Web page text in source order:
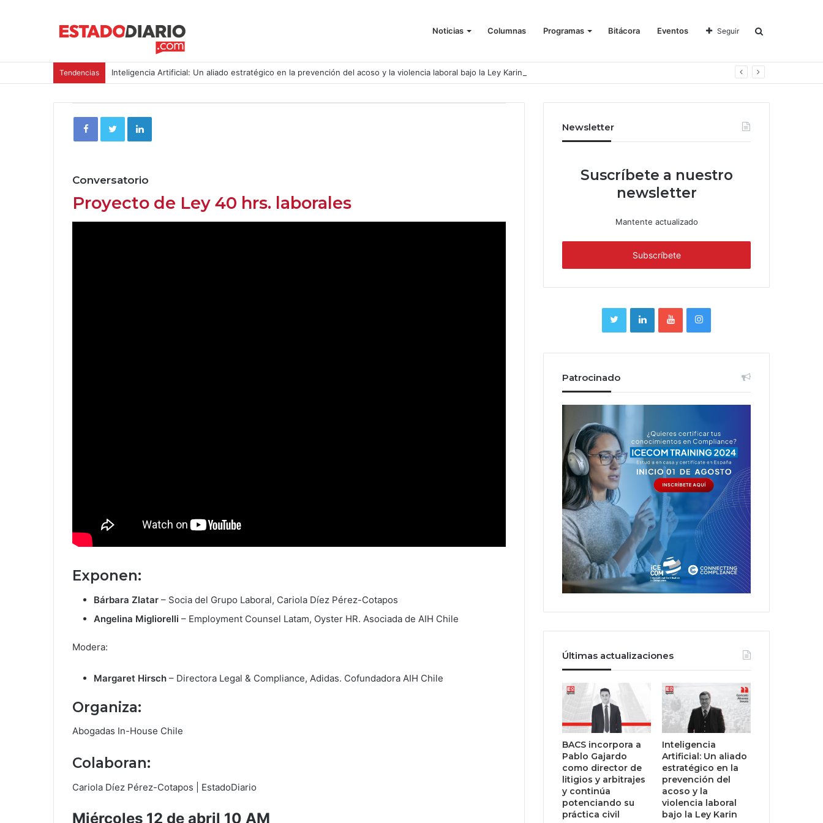
Noticias Columnas Programas Bitácora Eventos Seguir
Tendencias Inteligencia Artificial: Un aliado estratégico en la prevención del acoso y la violencia laboral bajo la Ley Karin
Conversatorio
Proyecto de Ley 40 hrs. laborales
Exponen:
Bárbara Zlatar – Socia del Grupo Laboral, Cariola Díez Pérez-Cotapos
Angelina Migliorelli – Employment Counsel Latam, Oyster HR. Asociada de AIH Chile
Modera:
Margaret Hirsch – Directora Legal & Compliance, Adidas. Cofundadora AIH Chile
Organiza:
Abogadas In-House Chile
Colaboran:
Cariola Díez Pérez-Cotapos | EstadoDiario
Miércoles 12 de abril 10 AM
Newsletter
Suscríbete a nuestro
newsletter
Mantente actualizado
Patrocinado
Últimas actualizaciones
BACS incorpora a
Pablo Gajardo
como director de
litigios y arbitrajes
y continúa
potenciando su
práctica civil
Inteligencia
Artificial: Un aliado
estratégico en la
prevención del
acoso y la
violencia laboral
bajo la Ley Karin